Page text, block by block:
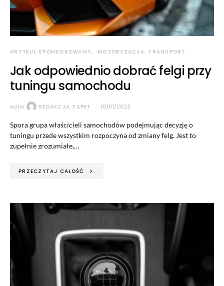
ARTYKUŁ SPONSOROWANY MOTORYZACJA, TRANSPORT
Jak odpowiednio dobrać felgi przy
tuningu samochodu
Autor REDAKCJA TAPET 10/01/2023
Spora grupa właścicieli samochodów podejmując decyzję o
tuningu przede wszystkim rozpoczyna od zmiany felg. Jest to
zupełnie zrozumiałe,…
PRZECZYTAJ CAŁOŚĆ